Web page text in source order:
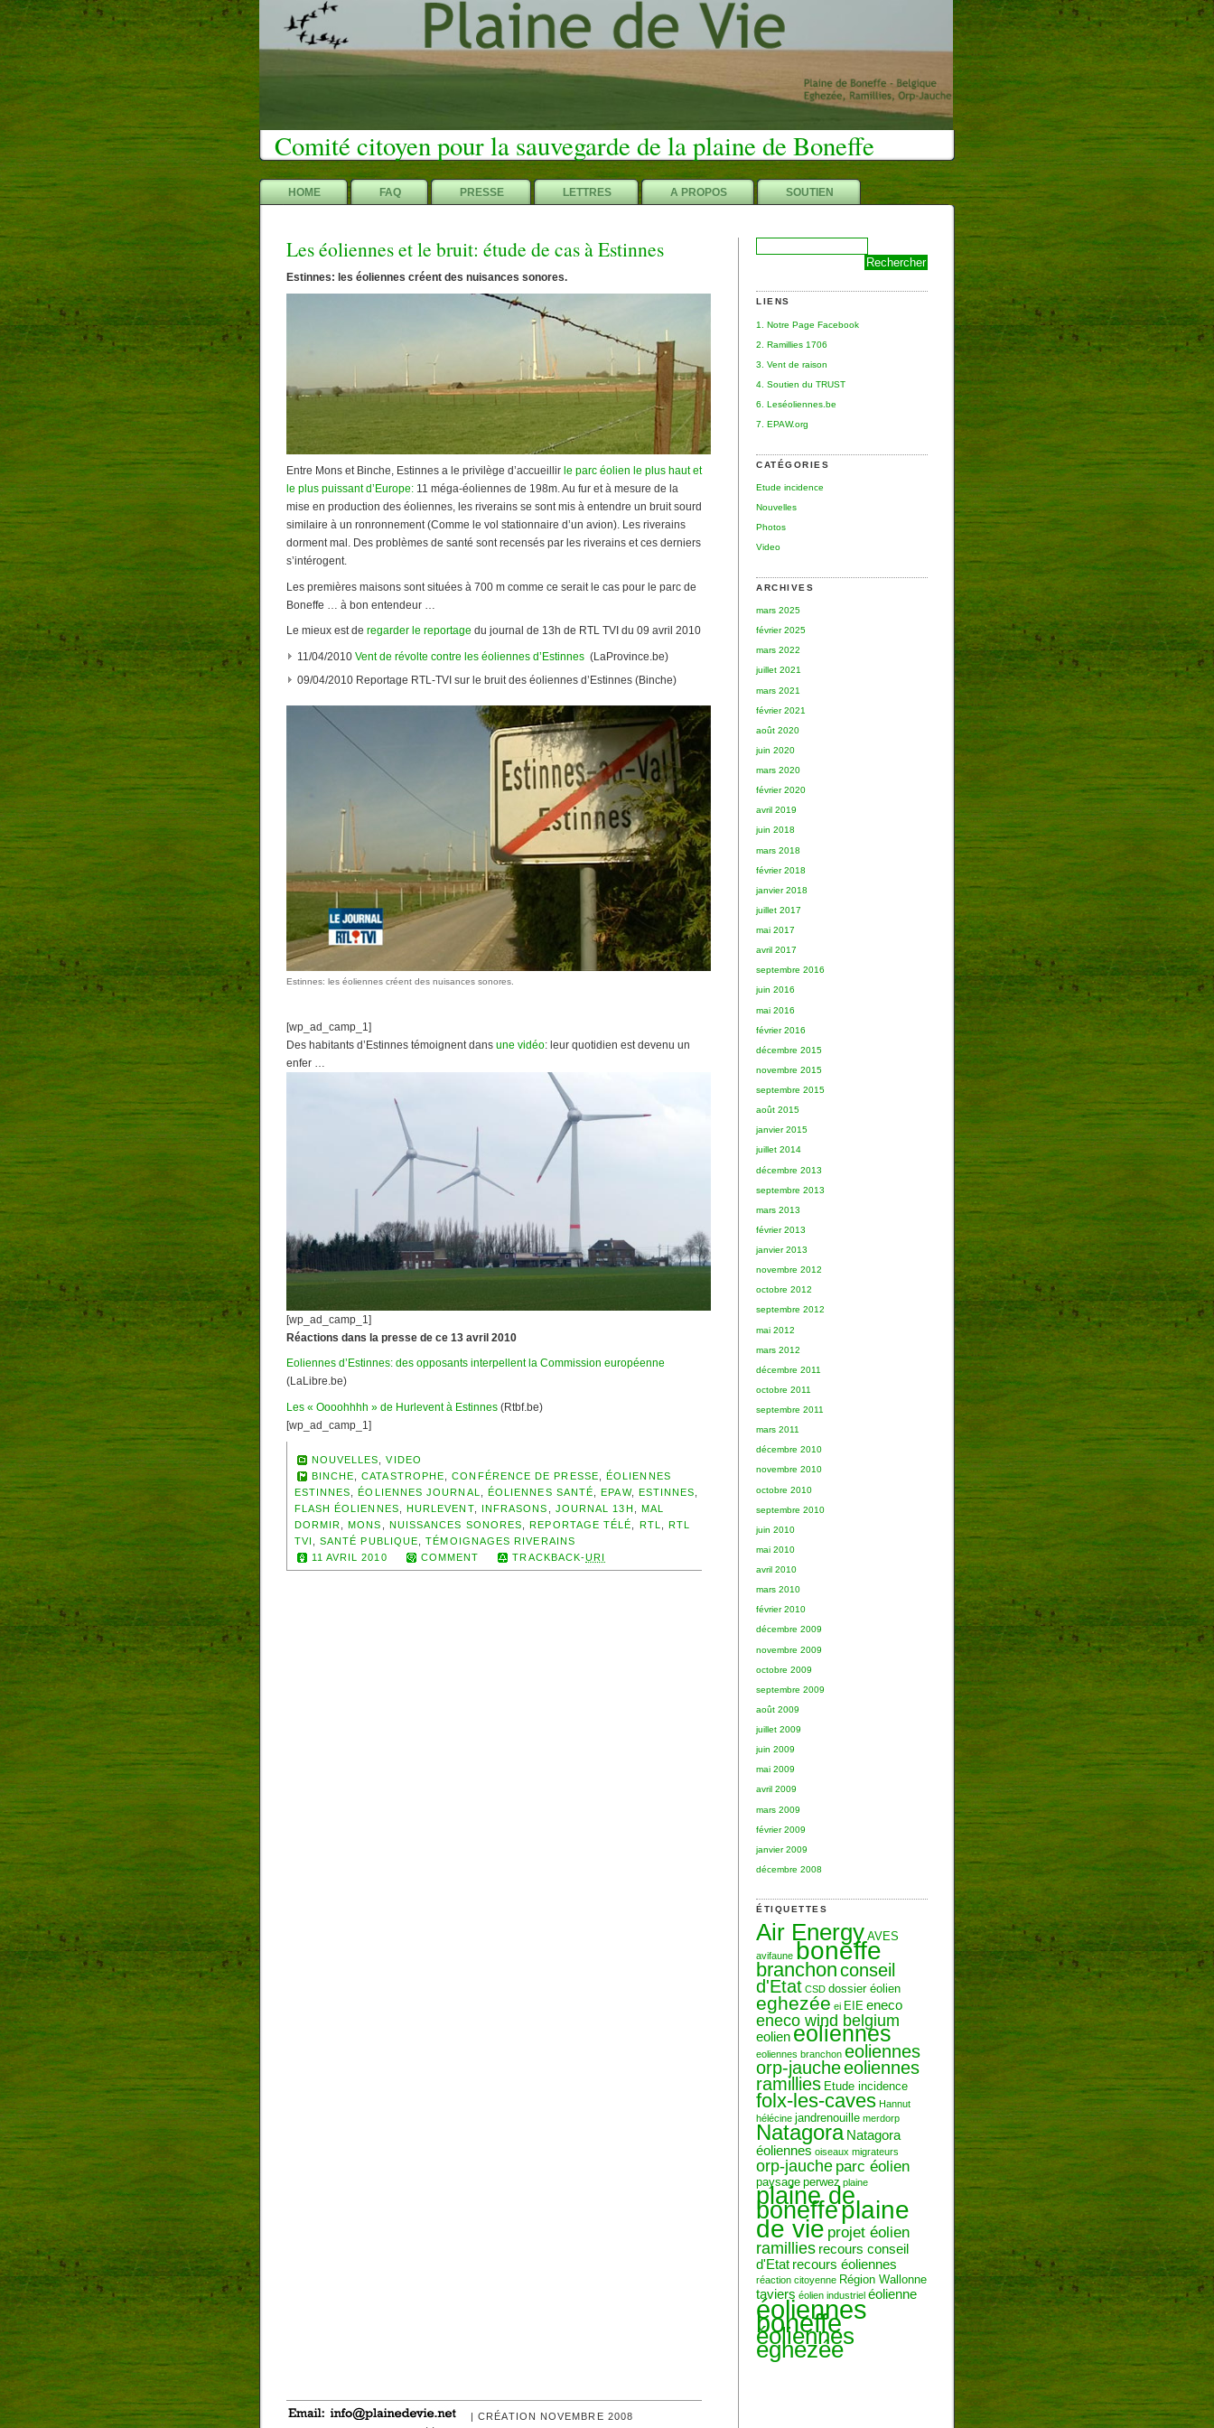
Comité citoyen pour la sauvegarde de la plaine de Boneffe
HOME FAQ PRESSE LETTRES A PROPOS SOUTIEN
LIENS
1. Notre Page Facebook
2. Ramillies 1706
3. Vent de raison
4. Soutien du TRUST
6. Leséoliennes.be
7. EPAW.org
CATÉGORIES
Etude incidence
Nouvelles
Photos
Video
ARCHIVES
mars 2025
février 2025
mars 2022
juillet 2021
mars 2021
février 2021
août 2020
juin 2020
mars 2020
février 2020
avril 2019
juin 2018
mars 2018
février 2018
janvier 2018
juillet 2017
mai 2017
avril 2017
septembre 2016
juin 2016
mai 2016
février 2016
décembre 2015
novembre 2015
septembre 2015
août 2015
janvier 2015
juillet 2014
décembre 2013
septembre 2013
mars 2013
février 2013
janvier 2013
novembre 2012
octobre 2012
septembre 2012
mai 2012
mars 2012
décembre 2011
octobre 2011
septembre 2011
mars 2011
décembre 2010
novembre 2010
octobre 2010
septembre 2010
juin 2010
mai 2010
avril 2010
mars 2010
février 2010
décembre 2009
novembre 2009
octobre 2009
septembre 2009
août 2009
juillet 2009
juin 2009
mai 2009
avril 2009
mars 2009
février 2009
janvier 2009
décembre 2008
ÉTIQUETTES
Air Energy AVES
avifaune boneffe
branchonconseil
d'Etat CSD dossier éolien
eghezée ei EIE eneco
eneco wind belgium
eolieneoliennes
eoliennes branchon eoliennes
orp-jaucheeoliennes
ramillies Etude incidence
folx-les-caves Hannut
hélécine jandrenouille merdorp
Natagora Natagora
éoliennes oiseaux migrateurs
orp-jauche parc éolien
paysage perwez plaine
plaine de
boneffeplaine
de vie projet éolien
ramillies recours conseil
d'Etat recours éoliennes
réaction citoyenne Région Wallonne
taviers éolien industriel éolienne
éoliennes
boneffe
éoliennes
eghezée
Les éoliennes et le bruit: étude de cas à Estinnes
Estinnes: les éoliennes créent des nuisances sonores.
Entre Mons et Binche, Estinnes a le privilège d’accueillir le parc éolien le plus haut et
le plus puissant d’Europe: 11 méga-éoliennes de 198m. Au fur et à mesure de la
mise en production des éoliennes, les riverains se sont mis à entendre un bruit sourd
similaire à un ronronnement (Comme le vol stationnaire d’un avion). Les riverains
dorment mal. Des problèmes de santé sont recensés par les riverains et ces derniers
s’intérogent.
Les premières maisons sont situées à 700 m comme ce serait le cas pour le parc de
Boneffe … à bon entendeur …
Le mieux est de regarder le reportage du journal de 13h de RTL TVI du 09 avril 2010
11/04/2010 Vent de révolte contre les éoliennes d’Estinnes (LaProvince.be)
09/04/2010 Reportage RTL-TVI sur le bruit des éoliennes d’Estinnes (Binche)
Estinnes: les éoliennes créent des nuisances sonores.
[wp_ad_camp_1]
Des habitants d’Estinnes témoignent dans une vidéo: leur quotidien est devenu un
enfer …
[wp_ad_camp_1]
Réactions dans la presse de ce 13 avril 2010
Eoliennes d’Estinnes: des opposants interpellent la Commission européenne
(LaLibre.be)
Les « Oooohhhh » de Hurlevent à Estinnes (Rtbf.be)
[wp_ad_camp_1]
NOUVELLES ,VIDEO
BINCHE ,CATASTROPHE ,CONFÉRENCE DE PRESSE ,ÉOLIENNES
ESTINNES ,ÉOLIENNES JOURNAL ÉOLIENNES SANTÉ ,EPAW, ESTINNES
FLASH ÉOLIENNES
HURLEVENT, INFRASONS JOURNAL 13H
MAL
DORMIR ,MONS NUISSANCES SONORES ,REPORTAGE TÉLÉ RTL ,RTL
TVI
SANTÉ PUBLIQUE ,TÉMOIGNAGES RIVERAINS
11 AVRIL 2010
COMMENT TRACKBACK-URI
| CRÉATION NOVEMBRE 2008